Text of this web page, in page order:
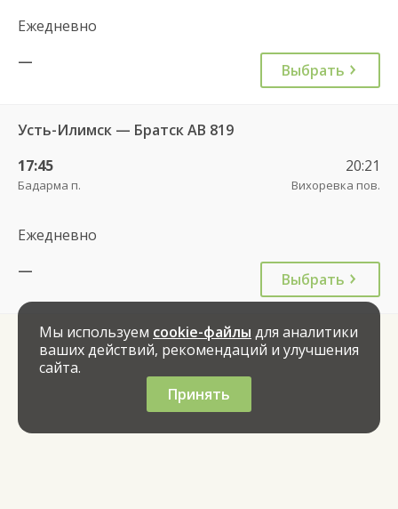
Ежедневно
—
Выбрать
Усть-Илимск — Братск АВ 819
17:45
Бадарма п.
20:21
Вихоревка пов.
Ежедневно
—
Выбрать
Мы используем cookie-файлы для аналитики
ваших действий, рекомендаций и улучшения
сайта.
Принять